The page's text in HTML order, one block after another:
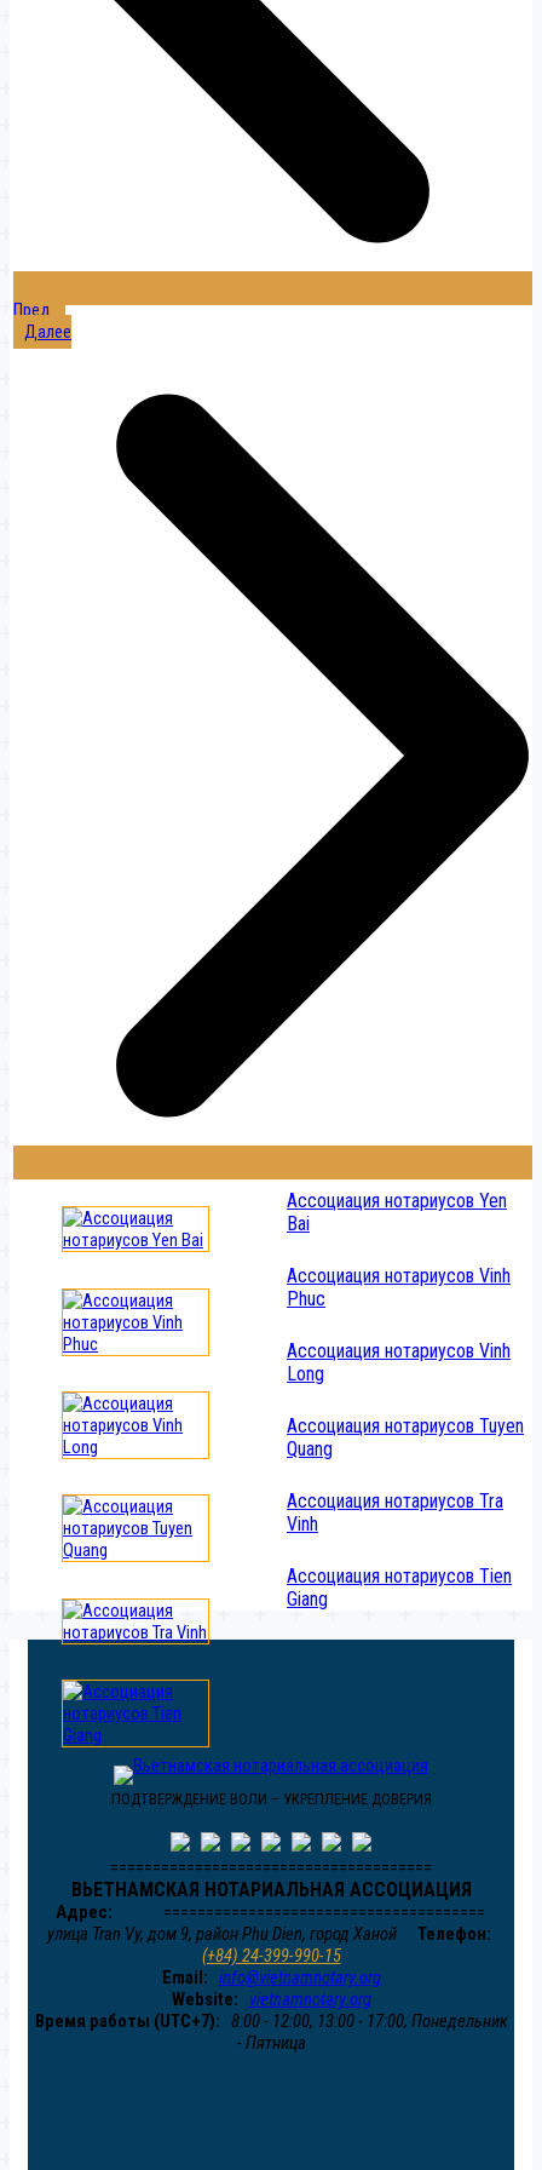
Пред.
Далее
Ассоциация нотариусов Yen
Bai
Ассоциация нотариусов Vinh
Phuc
Ассоциация нотариусов Vinh
Long
Ассоциация нотариусов Tuyen
Quang
Ассоциация нотариусов Tra
Vinh
Ассоциация нотариусов Tien
Giang
ПОДТВЕРЖДЕНИЕ ВОЛИ – УКРЕПЛЕНИЕ ДОВЕРИЯ
======================================
ВЬЕТНАМСКАЯ НОТАРИАЛЬНАЯ АССОЦИАЦИЯ
======================================
Адрес:
улица Tran Vy, дом 9, район Phu Dien, город Ханой
Телефон:
(+84) 24-399-990-15
Email: info@vietnamnotary.org
Website:
vietnamnotary.org
Время работы (UTC+7): 8:00 - 12:00, 13:00 - 17:00; Понедельник
- Пятница